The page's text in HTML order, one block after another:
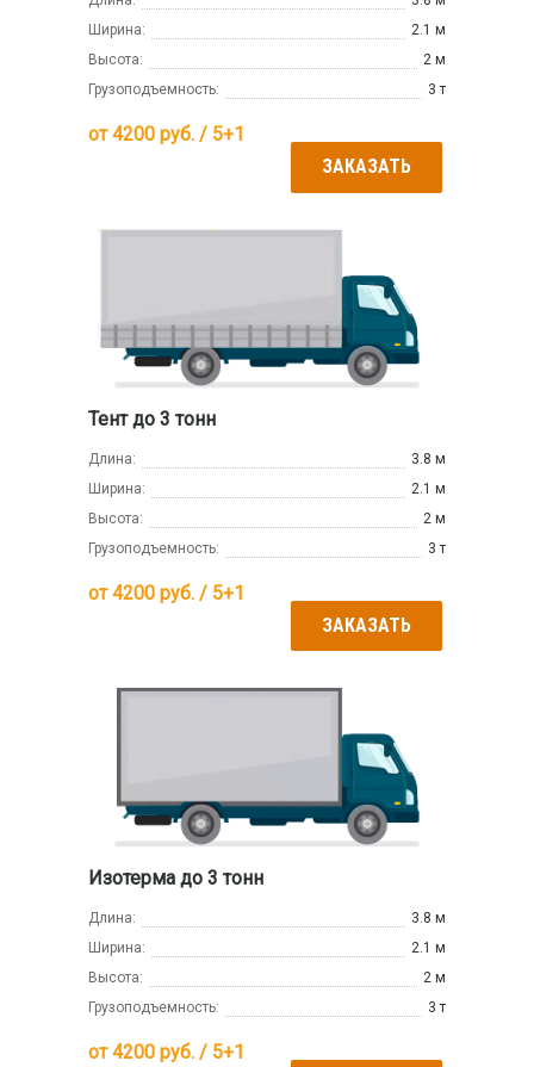
Ширина:
2.1 м
Высота:
2 м
Грузоподъемность:
3 т
от4200 руб. / 5+1
ЗАКАЗАТЬ
Тент до 3 тонн
Длина:
3.8 м
Ширина:
2.1 м
Высота:
2 м
Грузоподъемность:
3 т
от4200 руб. / 5+1
ЗАКАЗАТЬ
Изотерма до 3 тонн
Длина:
3.8 м
Ширина:
2.1 м
Высота:
2 м
Грузоподъемность:
3 т
от4200 руб. / 5+1